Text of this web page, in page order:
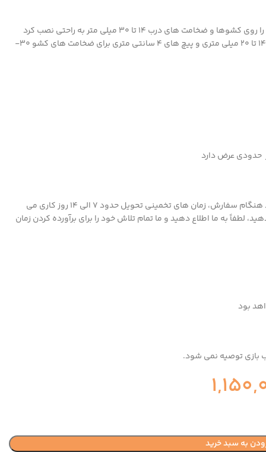
دارای یک سوراخ متناسب با انواع مبلمان است. و میتوان آنها را روی کشوها و ضخامت های درب 14 تا 30 میلی متر به راحتی نصب کرد
برای نصب از پیچ های 3 سانتی متری برای ضخامت کشوهای 14 تا 20 میلی متری و پیچ های 4 سانتی متری برای ضخامت های کشو 30-
همه اقلام ما سفارشی هستند، پس لطفاً به یاد داشته باشید هنگام سفارش، زمان های تخمینی تحویل حدود 7 الی 14 روز کاری می
به ما اطلاع دهید و ما تمام تلاش خود را برای برآورده کردن زمان
بود
بازی توصیه نمی شود.
به سبد خرید